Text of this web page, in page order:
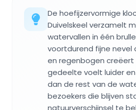
De hoefijzervormige
Duivelskeel verzamelt
watervallen in één
voortdurend fijne
en regenbogen creëert
gedeelte voelt luider
dan de rest van de
bezoekers die blijven
natuurverschijnsel te